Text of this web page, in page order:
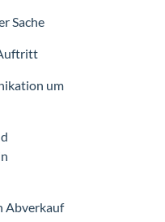
Sache
um
Abverkauf